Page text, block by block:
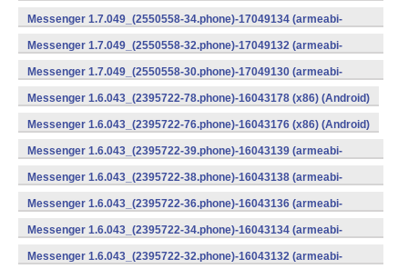
v7a) (Android)
Messenger 1.7.049_(2550558-34.phone)-17049134 (armeabi-
v7a) (Android)
Messenger 1.7.049_(2550558-32.phone)-17049132 (armeabi-
v7a) (Android)
Messenger 1.7.049_(2550558-30.phone)-17049130 (armeabi-
v7a) (Android)
Messenger 1.6.043_(2395722-78.phone)-16043178 (x86) (Android)
Messenger 1.6.043_(2395722-76.phone)-16043176 (x86) (Android)
Messenger 1.6.043_(2395722-39.phone)-16043139 (armeabi-
v7a) (Android)
Messenger 1.6.043_(2395722-38.phone)-16043138 (armeabi-
v7a) (Android)
Messenger 1.6.043_(2395722-36.phone)-16043136 (armeabi-
v7a) (Android)
Messenger 1.6.043_(2395722-34.phone)-16043134 (armeabi-
v7a) (Android)
Messenger 1.6.043_(2395722-32.phone)-16043132 (armeabi-